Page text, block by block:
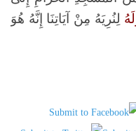
لِنُرِيَهُ مِنْ آيَاتِنَا إِنَّهُ هُوَ